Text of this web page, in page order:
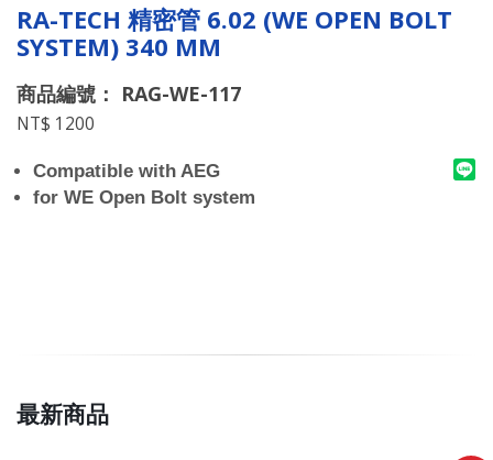
RA-TECH 精密管 6.02 (WE OPEN BOLT
SYSTEM) 340 MM
商品編號： RAG-WE-117
NT$ 1200
Compatible with AEG
for WE Open Bolt system
最新商品